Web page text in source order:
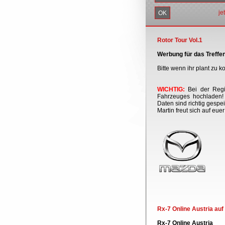
Rotor Tour Vol.1
Werbung für das
Bitte wenn ihr plant zu
WICHTIG: Bei der
Fahrzeuges
Daten sind richtig
Martin freut sich auf
Rx-7 Online Austria
Rx-7 Online Austria